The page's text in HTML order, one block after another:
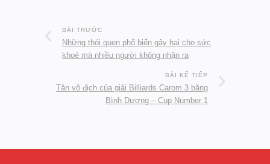
BÀI TRƯỚC
Những thói quen phổ biến gây hại cho sức
khoẻ mà nhiều người không nhận ra
BÀI KẾ TIẾP
Tân vô địch của giải Billiards Carom 3 băng
Bình Dương – Cup Number 1